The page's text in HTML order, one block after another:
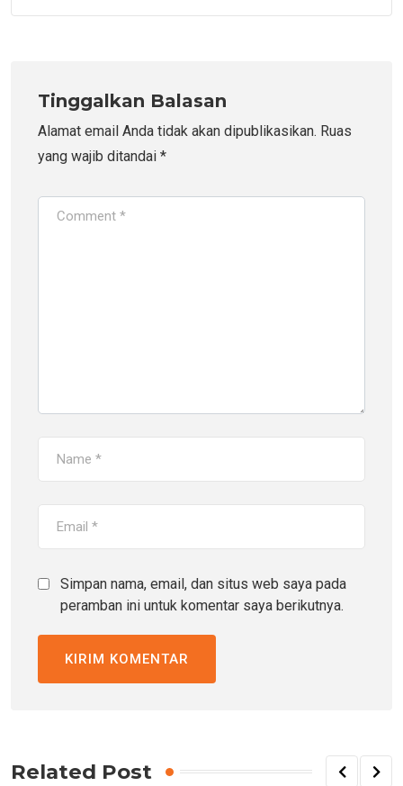
Tinggalkan Balasan
Alamat email Anda tidak akan dipublikasikan. Ruas
yang wajib ditandai *
Simpan nama, email, dan situs web saya pada
peramban ini untuk komentar saya berikutnya.
Related Post